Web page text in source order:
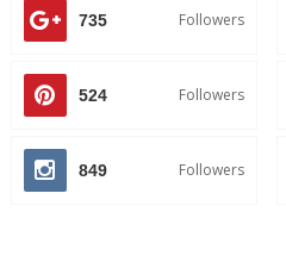
735 Followers
524 Followers
849 Followers